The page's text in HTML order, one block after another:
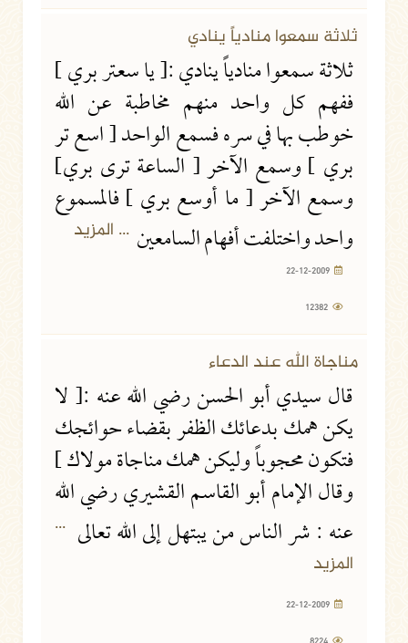
ثلاثة سمعوا منادياً ينادي
ثلاثة سمعوا منادياً ينادي :[ يا سعتر بري ]
ففهم كل واحد منهم مخاطبة عن الله
خوطب بها في سره فسمع الواحد [ اسع تر
بري ] وسمع الآخر [ الساعة ترى بري]
وسمع الآخر [ ما أوسع بري ] فالمسموع
واحد واختلفت أفهام السامعين ... المزيد
مناجاة الله عند الدعاء
قال سيدي أبو الحسن رضي الله عنه :[ لا
يكن همك بدعائك الظفر بقضاء حوائجك
فتكون محجوباً وليكن همك مناجاة مولاك ]
وقال الإمام أبو القاسم القشيري رضي الله
عنه : شر الناس من يبتهل إلى الله تعالى ...
المزيد